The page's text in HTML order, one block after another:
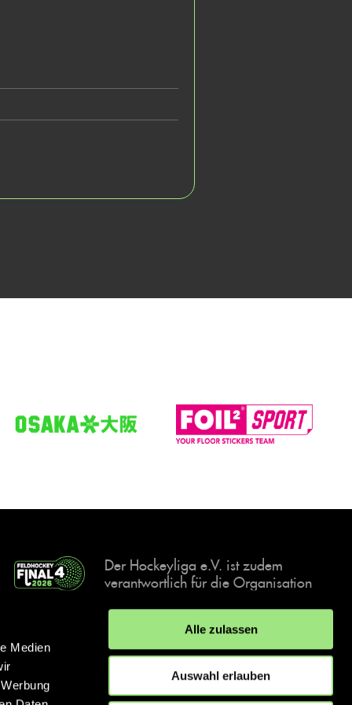
Medien
Alle zulassen
Auswahl erlauben
Der Hockeyliga e.V. ist zudem
verantwortlich für die Organisation
Events, der deutschen Hockey-
Meisterschaften.